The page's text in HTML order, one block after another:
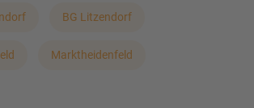
BG Litzendorf
Marktheidenfeld